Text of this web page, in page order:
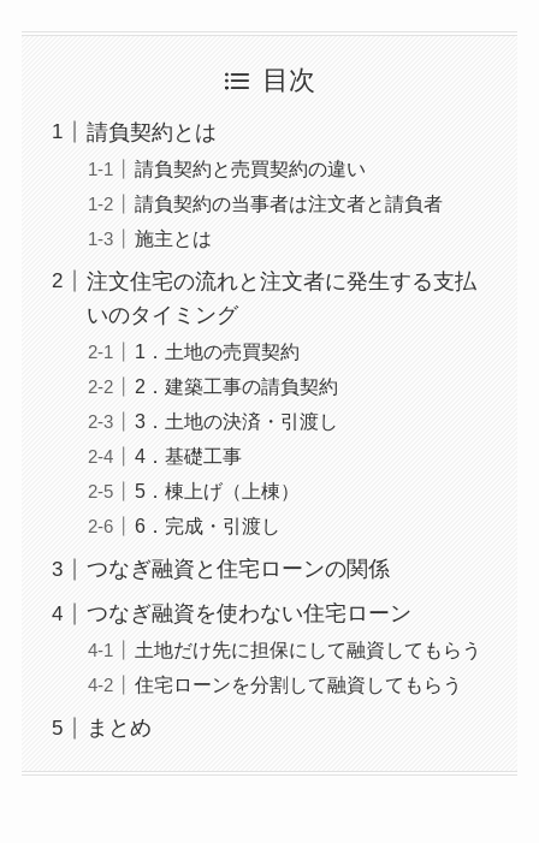
目次
請負契約とは
請負契約と売買契約の違い
請負契約の当事者は注文者と請負者
施主とは
注文住宅の流れと注文者に発生する支払
いのタイミング
1．土地の売買契約
2．建築工事の請負契約
3．土地の決済・引渡し
4．基礎工事
5．棟上げ（上棟）
6．完成・引渡し
つなぎ融資と住宅ローンの関係
つなぎ融資を使わない住宅ローン
土地だけ先に担保にして融資してもらう
住宅ローンを分割して融資してもらう
まとめ